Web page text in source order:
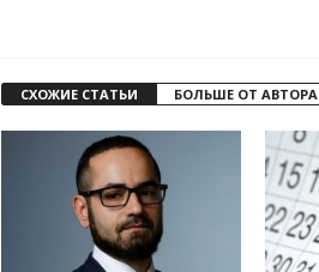
СХОЖИЕ СТАТЬИ БОЛЬШЕ ОТ АВТОРА